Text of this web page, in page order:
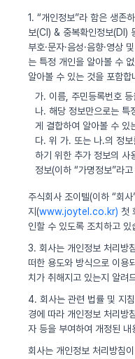
1. “개인정보”라 함은 생존
보(CI) & 중복확인정보(DI)
부호·문자·음성·음향·영상
는 특정 개인을 알아볼 수
알아볼 수 있는 것을 포함합
가. 이름, 주민등록번호
나. 해당 정보만으로는 특
게 결합하여 알아볼 수 있
다. 위 가. 또는 나.의 정
하기 위한 추가 정보의 사
정보(이하 “가명정보”라
주식회사 조이텔(이하 “회
지(www.joytel.co.kr) 첫
인할 수 있도록 조치하고 있
3. 회사는 개인정보 처리방
떠한 용도와 방식으로 이용
치가 취해지고 있는지 알려
4. 회사는 관련 법률 및 지
경에 따라 개인정보 처리방
자 등을 부여하여 개정된
회사는 개인정보 처리방침